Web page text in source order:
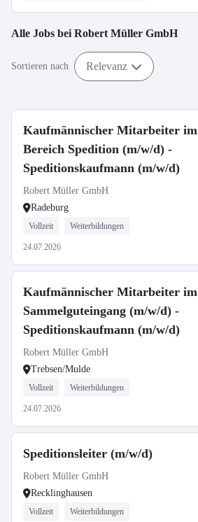
Alle Jobs bei Robert Müller GmbH
Sortieren nach Relevanz
Kaufmännischer Mitarbeiter im
Bereich Spedition (m/w/d) -
Speditionskaufmann (m/w/d)
Robert Müller GmbH
Radeburg
Vollzeit Weiterbildungen
24.07.2026
Kaufmännischer Mitarbeiter im
Sammelguteingang (m/w/d) -
Speditionskaufmann (m/w/d)
Robert Müller GmbH
Trebsen/Mulde
Vollzeit Weiterbildungen
24.07.2026
Speditionsleiter (m/w/d)
Robert Müller GmbH
Recklinghausen
Vollzeit Weiterbildungen